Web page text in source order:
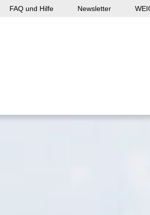
FAQ und Hilfe Newsletter